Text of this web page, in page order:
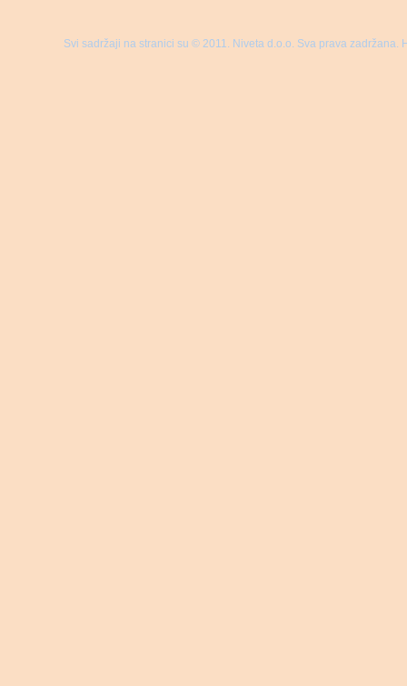
Svi sadržaji na stranici su © 2011. Niveta d.o.o. Sva prava zadržana.